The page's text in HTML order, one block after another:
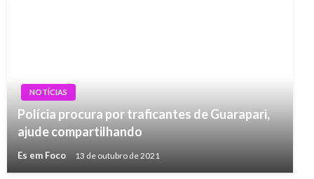
NOTÍCIAS
Polícia procura por traficantes de Guarapari,
ajude compartilhando
Es em Foco 13 de outubro de 2021